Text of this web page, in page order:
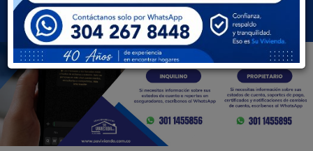
BUSCAR